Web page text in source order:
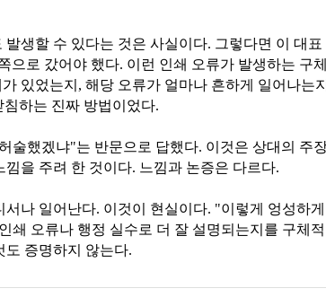
생할 수 있다는 것은 사실이다. 그렇다면 이 대표
로 갔어야 했다. 이런 인쇄 오류가 발생하는 구체
있었는지, 해당 오류가 얼마나 흔하게 일어나는지
하는 진짜 방법이었다.
술했겠냐"는 반문으로 답했다. 이것은 상대의 주
을 주려 한 것이다. 느낌과 논증은 다르다.
나 일어난다. 이것이 현실이다. "이렇게 엉성하게
쇄 오류나 행정 실수로 더 잘 설명되는지를 구체적
도 증명하지 않는다.